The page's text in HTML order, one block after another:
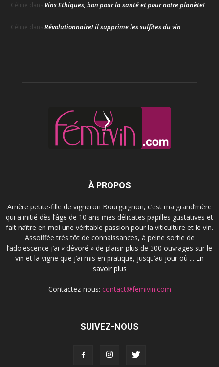
Céline dans Vins Ethiques, bon pour la santé et pour notre planète!
Céline dansRévolutionnaire! il supprime les sulfites du vin
À PROPOS
Arrière petite-fille de vigneron Bourguignon, c’est ma grand’mère
qui a initié dès l’âge de 10 ans mes délicates papilles gustatives et
fait naître en moi une véritable passion pour la viticulture et le vin.
Assoiffée très tôt de connaissances, à peine sortie de
l’adolescence j’ai « dévoré » de plaisir plus de 300 ouvrages sur le
vin et la vigne que j’ai mis en pratique, jusqu’au jour où ... En
savoir plus
Contactez-nous: contact@femivin.com
SUIVEZ-NOUS